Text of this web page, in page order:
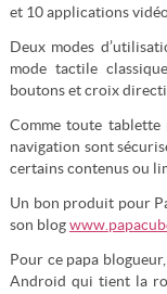
et 10 applications
Deux modes
mode tactile
boutons et croix
Comme toute
navigation sont
certains contenus ou
Un bon produit pour
son blog
Pour ce papa
Android qui tient la